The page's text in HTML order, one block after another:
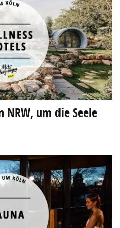
NRW, um die Seele